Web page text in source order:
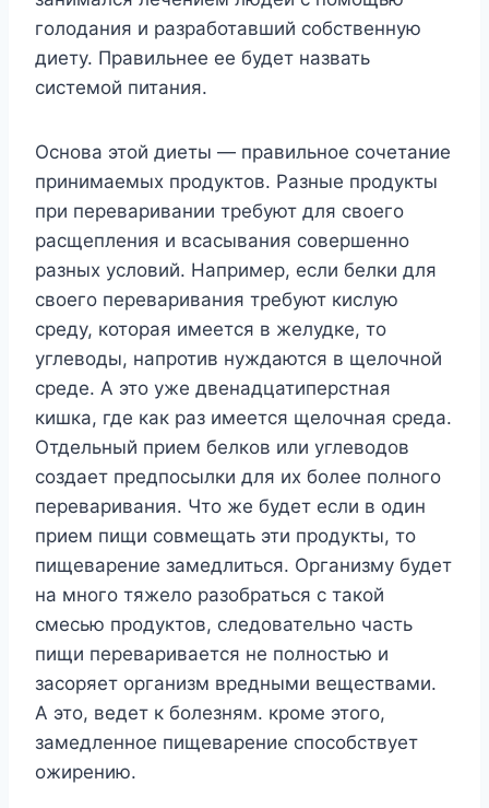
голодания и разработавший собственную
диету. Правильнее ее будет назвать
системой питания.
Основа этой диеты — правильное сочетание
принимаемых продуктов. Разные продукты
при переваривании требуют для своего
расщепления и всасывания совершенно
разных условий. Например, если белки для
своего переваривания требуют кислую
среду, которая имеется в желудке, то
углеводы, напротив нуждаются в щелочной
среде. А это уже двенадцатиперстная
кишка, где как раз имеется щелочная среда.
Отдельный прием белков или углеводов
создает предпосылки для их более полного
переваривания. Что же будет если в один
прием пищи совмещать эти продукты, то
пищеварение замедлиться. Организму будет
на много тяжело разобраться с такой
смесью продуктов, следовательно часть
пищи переваривается не полностью и
засоряет организм вредными веществами.
А это, ведет к болезням. кроме этого,
замедленное пищеварение способствует
ожирению.